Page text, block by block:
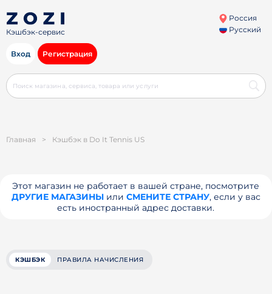
Кэшбэк-сервис
Россия
Русский
Вход Регистрация
Главная > Кэшбэк в Do It Tennis US
Этот магазин не работает в вашей стране, посмотрите
ДРУГИЕ МАГАЗИНЫили СМЕНИТЕ СТРАНУ, если у вас
есть иностранный адрес доставки.
КЭШБЭК ПРАВИЛА НАЧИСЛЕНИЯ